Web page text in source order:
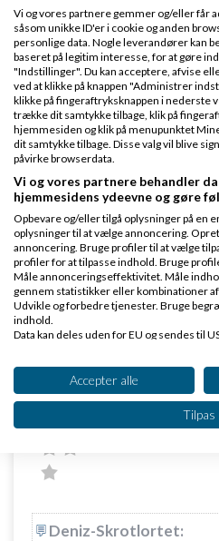
Du er vel klar over at du må
etcvrnr? :) Så du kan vel gå
venter på dit cvr nr? Eller er
Vh. Deniz
Svar
Cookie - John Hannover
23:43
Deniz-Skrotlortet:
Vi og vores partnere gemmer og/eller får
såsom unikke ID'er i cookie og anden
personlige data. Nogle leverandører kan
baseret på legitim interesse, for at gøre
"Indstillinger". Du kan acceptere, afvise
ved at klikke på knappen "Administrer
klikke på fingeraftryksknappen i nederste
trække dit samtykke tilbage, klik på
hjemmesiden og klik på menupunktet
dit samtykke tilbage. Disse valg vil blive
påvirke browserdata.
Vi og vores partnere behandler
hjemmesidens ydeevne og gøre
Opbevare og/eller tilgå oplysninger på en
oplysninger til at vælge annoncering.
annoncering. Bruge profiler til at vælge
profiler for at tilpasse indhold. Bruge
Måle annonceringseffektivitet. Måle
gennem statistikker eller kombinationer
Udvikle og forbedre tjenester. Bruge
indhold.
Data kan deles uden for EU og sendes til
Se partnerliste (2 IAB-
Vi bruger dine data til følgende formål:
IAB's behandlingsformål:
Opbevare og/eller tilgå
enhed
annoncering
Accepter alle
Tilpas